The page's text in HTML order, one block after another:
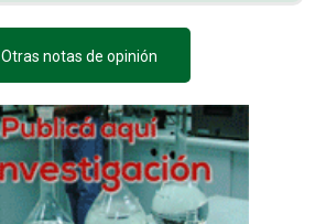
Otras notas de opinión